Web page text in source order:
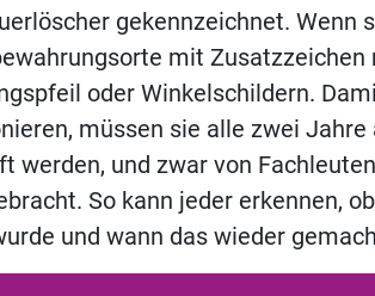
gekennzeichnet. Wenn
mit Zusatzzeichen
oder Winkelschildern.
müssen sie alle zwei Jahre
werden, und zwar von
So kann jeder erkennen,
und wann das wieder